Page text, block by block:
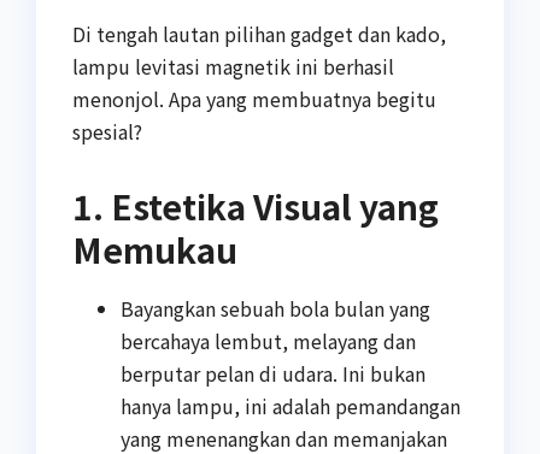
Di tengah lautan pilihan gadget dan kado,
lampu levitasi magnetik ini berhasil
menonjol. Apa yang membuatnya begitu
spesial?
1. Estetika Visual yang
Memukau
Bayangkan sebuah bola bulan yang
bercahaya lembut, melayang dan
berputar pelan di udara. Ini bukan
hanya lampu, ini adalah pemandangan
yang menenangkan dan memanjakan